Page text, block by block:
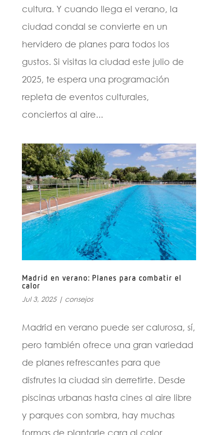
cultura. Y cuando llega el verano, la
ciudad condal se convierte en un
hervidero de planes para todos los
gustos. Si visitas la ciudad este julio de
2025, te espera una programación
repleta de eventos culturales,
conciertos al aire...
Madrid en verano: Planes para combatir el
calor
Jul 3, 2025| consejos
Madrid en verano puede ser calurosa, sí,
pero también ofrece una gran variedad
de planes refrescantes para que
disfrutes la ciudad sin derretirte. Desde
piscinas urbanas hasta cines al aire libre
y parques con sombra, hay muchas
formas de plantarle cara al calor...